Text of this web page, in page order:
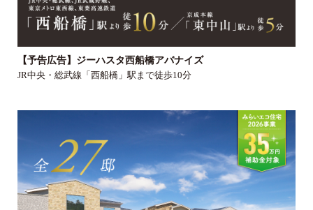
【予告広告】ジーハスタ西船橋アバナイズ
JR中央・総武線「西船橋」駅まで徒歩10分